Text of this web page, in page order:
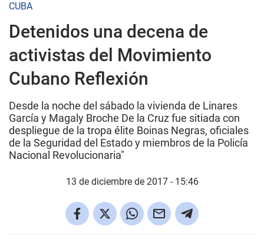
CUBA
Detenidos una decena de
activistas del Movimiento
Cubano Reflexión
Desde la noche del sábado la vivienda de Linares
García y Magaly Broche De la Cruz fue sitiada con
despliegue de la tropa élite Boinas Negras, oficiales
de la Seguridad del Estado y miembros de la Policía
Nacional Revolucionaria"
13 de diciembre de 2017 - 15:46